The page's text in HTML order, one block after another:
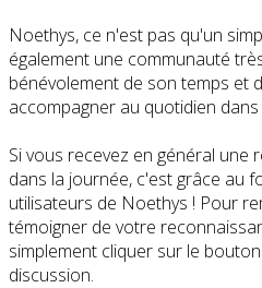
Noethys, ce n'est pas qu'un
également une communauté
bénévolement de son temps et
accompagner au quotidien
Si vous recevez en général une
dans la journée, c'est grâce au
utilisateurs de Noethys ! Pour
témoigner de votre
simplement cliquer sur le
discussion.